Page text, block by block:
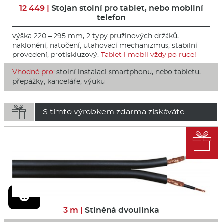
12 449 | Stojan stolní pro tablet, nebo mobilní
telefon
výška 220 – 295 mm, 2 typy pružinových držáků,
naklonění, natočení, utahovací mechanizmus, stabilní
provedení, protiskluzový. Tablet i mobil vždy po ruce!
Vhodné pro: stolní instalaci smartphonu, nebo tabletu,
přepážky, kanceláře, výuku
 S tímto výrobkem zdarma získáváte
3 m | Stíněná dvoulinka
